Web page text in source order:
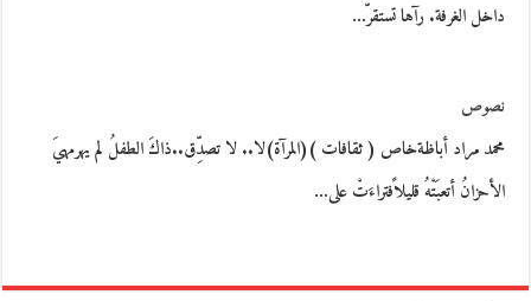
داخل الغرفة. رآها تستقرّ…
نصوص
محمد مراد أباظةخاص ( ثقافات )(المرآة)لا.. لا تصدِّق..ذاكَ الطفلُ لم يهرمهيَ
الأحزانُ أتعبَتْهُ قليلاًفتراءَتْ على…